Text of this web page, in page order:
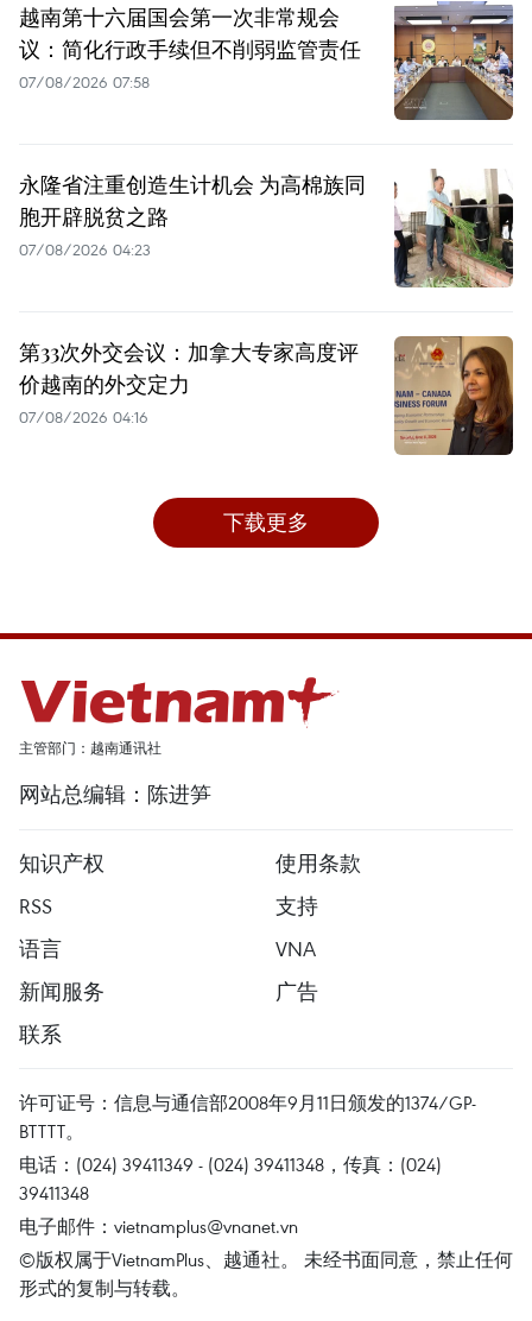
越南第十六届国会第一次非常规会
议：简化行政手续但不削弱监管责任
07/08/2026 07:58
永隆省注重创造生计机会 为高棉族同
胞开辟脱贫之路
07/08/2026 04:23
第33次外交会议：加拿大专家高度评
价越南的外交定力
07/08/2026 04:16
下载更多
主管部门：越南通讯社
网站总编辑：陈进笋
知识产权
使用条款
RSS
支持
语言
VNA
新闻服务
广告
联系
许可证号：信息与通信部2008年9月11日颁发的1374/GP-
BTTTT。
电话：(024) 39411349 - (024) 39411348，传真：(024)
39411348
电子邮件： vietnamplus@vnanet.vn
©版权属于VietnamPlus、越通社。 未经书面同意，禁止任何
形式的复制与转载。